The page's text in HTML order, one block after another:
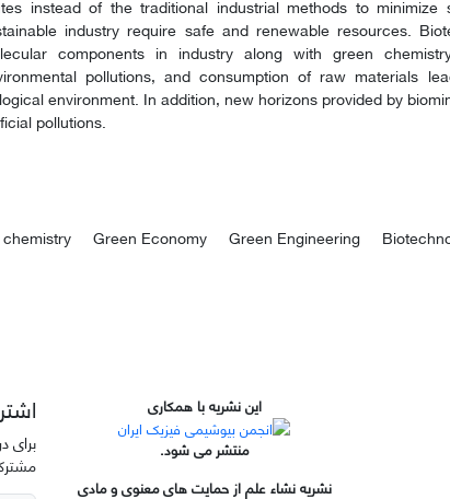
instead of the traditional industrial methods to
industry require safe and renewable resources.
components in industry along with green
pollutions, and consumption of raw materials
environment. In addition, new horizons provided by
pollutions.
Green Economy Green Engineering
این نشریه با همکاری
منتشر می شود.
نشریه نشاء علم از حمایت های معنوی و مادی
برای